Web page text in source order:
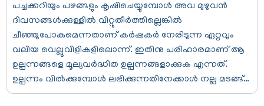
പച്ചക്കറിയും പഴങ്ങളും കൃഷിചെയ്യുമ്പോള്‍ അവ മുഴുവന്‍
ദിവസങ്ങള്‍ക്കുള്ളില്‍ വിറ്റുതീര്‍ത്തില്ലെങ്കില്‍
ചീഞ്ഞുപോകുമെന്നതാണ് കര്‍ഷകര്‍ നേരിടുന്ന ഏറ്റവും
വലിയ വെല്ലുവിളികളിലൊന്ന്. ഇതിനു പരിഹാരമാണ് ആ
ഉല്പന്നങ്ങളെ മൂല്യവര്‍ദ്ധിത ഉല്പന്നങ്ങളാക്കുക എന്നത്.
ഉല്പന്നം വില്‍ക്കുമ്പോള്‍ ലഭിക്കുന്നതിനേക്കാള്‍ നല്ല മടങ്ങ്…